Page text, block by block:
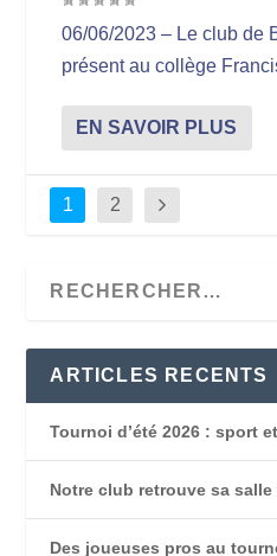
06/06/2023 – Le club de
présent au collège
EN SAVOIR PLUS
1 2
ARTICLES RECENTS
Tournoi d’été 2026 : sport
Notre club retrouve sa
Des joueuses pros au